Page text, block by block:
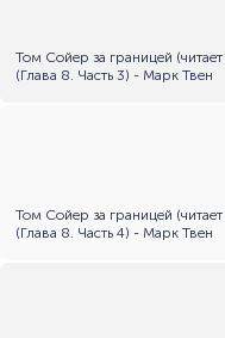
Том Сойер за границей
(Глава 8. Часть 3) - Марк Твен
Том Сойер за границей
(Глава 8. Часть 4) - Марк Твен